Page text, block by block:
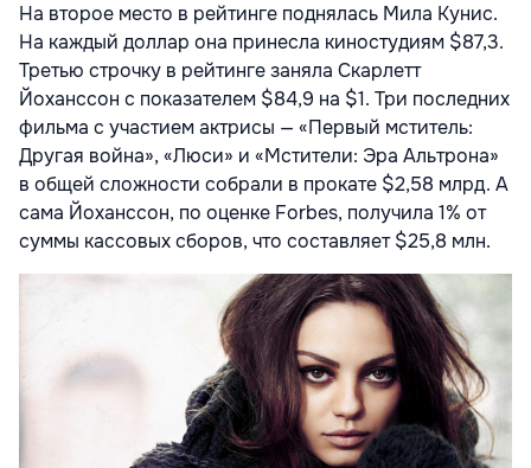
На второе место в рейтинге поднялась Мила Кунис.
На каждый доллар она принесла киностудиям $87,3.
Третью строчку в рейтинге заняла Скарлетт
Йоханссон с показателем $84,9 на $1. Три последних
фильма с участием актрисы — «Первый мститель:
Другая война», «Люси» и «Мстители: Эра Альтрона»
в общей сложности собрали в прокате $2,58 млрд. А
сама Йоханссон, по оценке Forbes, получила 1% от
суммы кассовых сборов, что составляет $25,8 млн.